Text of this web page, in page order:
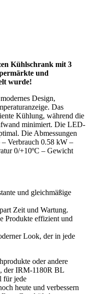
Kühlschrank mit 3
und
wurde!
Design,
Das
Kühlung, während die
minimiert. Die LED-
Die Abmessungen
Verbrauch 0.58 kW –
0/+10ºC – Gewicht
und gleichmäßige
Zeit und Wartung.
Produkte effizient und
Look, der in jede
oder andere
der IRM-1180R BL
für jede
heute und verbessern